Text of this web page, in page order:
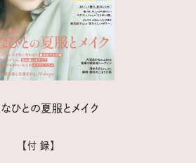
ひとの夏服とメイク
【付 録】